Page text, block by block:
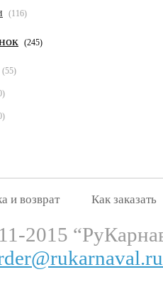
(116)
(245)
(55)
и возврат Как заказать
2015